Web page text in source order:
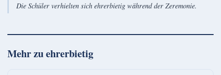
Die Schüler verhielten sich ehrerbietig während der Zeremonie.
Mehr zuehrerbietig